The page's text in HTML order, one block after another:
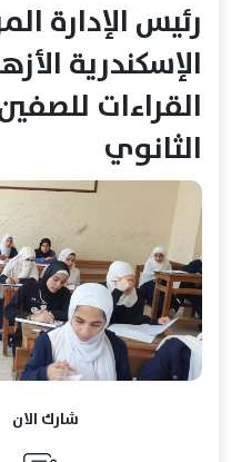
رئيس الإدارة
الإسكندرية
القراءات
الثانوي
شارك الان